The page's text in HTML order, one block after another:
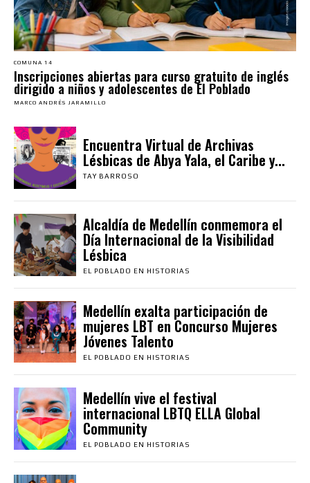
COMUNA 14
Inscripciones abiertas para curso gratuito de inglés
dirigido a niños y adolescentes de El Poblado
MARCO ANDRÉS JARAMILLO
Encuentra Virtual de Archivas
Lésbicas de Abya Yala, el Caribe y...
TAY BARROSO
Alcaldía de Medellín conmemora el
Día Internacional de la Visibilidad
Lésbica
EL POBLADO EN HISTORIAS
Medellín exalta participación de
mujeres LBT en Concurso Mujeres
Jóvenes Talento
EL POBLADO EN HISTORIAS
Medellín vive el festival
internacional LBTQ ELLA Global
Community
EL POBLADO EN HISTORIAS